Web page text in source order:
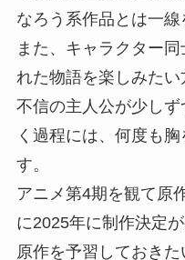
なろう系作品とは一線
また、キャラクター
れた物語を楽しみた
不信の主人公が少し
く過程には、何度も
す。
アニメ第4期を観て原
に2025年に制作決定
原作を予習しておき